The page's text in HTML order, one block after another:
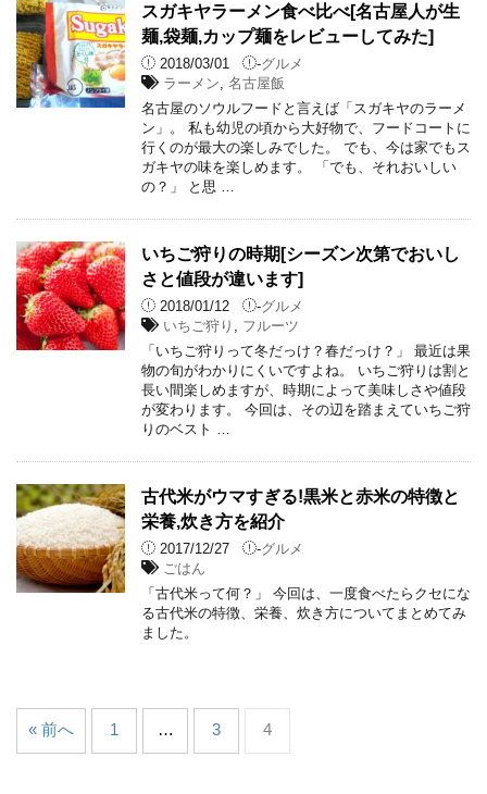
スガキヤラーメン食べ比べ[名古屋人が生
麺,袋麺,カップ麺をレビューしてみた]
2018/03/01 -グルメ
ラーメン ,名古屋飯
名古屋のソウルフードと言えば「スガキヤのラーメ
ン」。 私も幼児の頃から大好物で、フードコートに
行くのが最大の楽しみでした。 でも、今は家でもス
ガキヤの味を楽しめます。 「でも、それおいしい
の？」 と思 …
いちご狩りの時期[シーズン次第でおいし
さと値段が違います]
2018/01/12 -グルメ
いちご狩り
フルーツ
「いちご狩りって冬だっけ？春だっけ？」 最近は果
物の旬がわかりにくいですよね。 いちご狩りは割と
長い間楽しめますが、時期によって美味しさや値段
が変わります。 今回は、その辺を踏まえていちご狩
りのベスト …
古代米がウマすぎる!黒米と赤米の特徴と
栄養,炊き方を紹介
2017/12/27 -グルメ
ごはん
「古代米って何？」 今回は、一度食べたらクセにな
る古代米の特徴、栄養、炊き方についてまとめてみ
ました。
« 前へ 1 … 3 4